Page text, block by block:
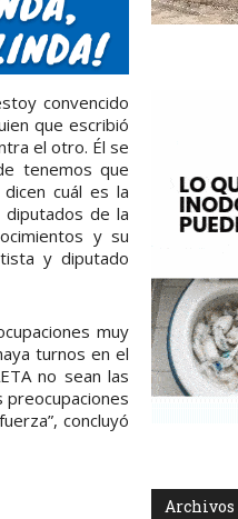
convencido
que escribió
el otro. Él se
tenemos que
cuál es la
de la
y su
y diputado
muy
turnos en el
no sean las
concluyó
Archivos